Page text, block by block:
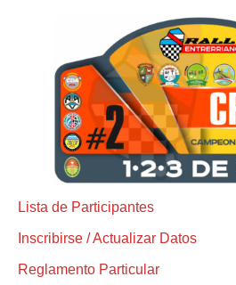
Lista de Participantes
Inscribirse / Actualizar Datos
Reglamento Particular